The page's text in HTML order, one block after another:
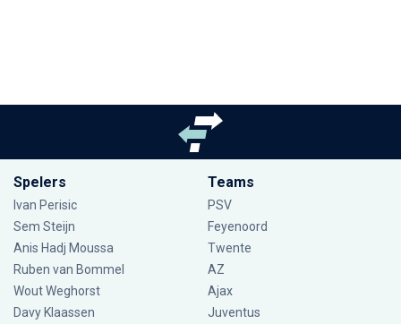
Spelers
Ivan Perisic
Sem Steijn
Anis Hadj Moussa
Ruben van Bommel
Wout Weghorst
Davy Klaassen
Teams
PSV
Feyenoord
Twente
AZ
Ajax
Juventus